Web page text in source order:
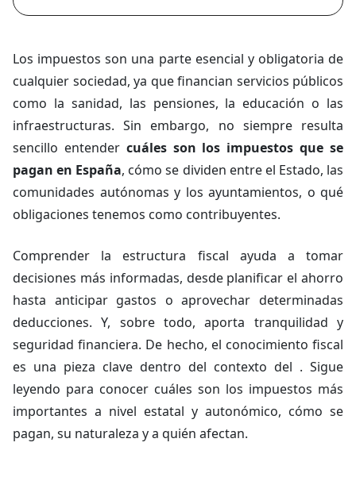
Los impuestos son una parte esencial y obligatoria de
cualquier sociedad, ya que financian servicios públicos
como la sanidad, las pensiones, la educación o las
infraestructuras. Sin embargo, no siempre resulta
sencillo entender cuáles son los impuestos que se
pagan en España, cómo se dividen entre el Estado, las
comunidades autónomas y los ayuntamientos, o qué
obligaciones tenemos como contribuyentes.
Comprender la estructura fiscal ayuda a tomar
decisiones más informadas, desde planificar el ahorro
hasta anticipar gastos o aprovechar determinadas
deducciones. Y, sobre todo, aporta tranquilidad y
seguridad financiera. De hecho, el conocimiento fiscal
es una pieza clave dentro del contexto del . Sigue
leyendo para conocer cuáles son los impuestos más
importantes a nivel estatal y autonómico, cómo se
pagan, su naturaleza y a quién afectan.